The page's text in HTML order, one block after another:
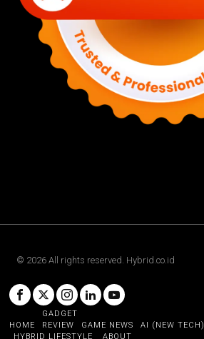
© 2026 All rights reserved. Hybrid.co.id
HOME
GADGET
REVIEW
GAME NEWS AI (NEW TECH)
HYBRID LIFESTYLE
ABOUT